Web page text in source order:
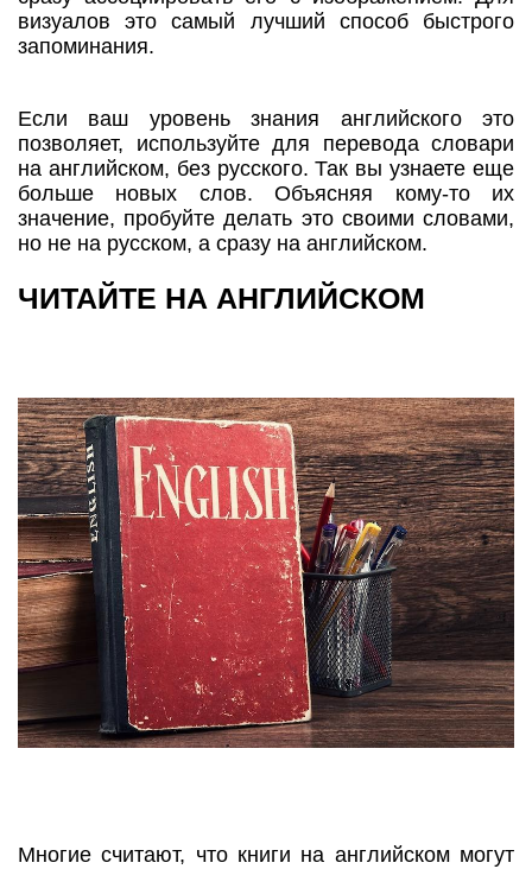
визуалов это самый лучший способ быстрого
запоминания.
Если ваш уровень знания английского это
позволяет, используйте для перевода словари
на английском, без русского. Так вы узнаете еще
больше новых слов. Объясняя кому-то их
значение, пробуйте делать это своими словами,
но не на русском, а сразу на английском.
ЧИТАЙТЕ НА АНГЛИЙСКОМ
Многие считают, что книги на английском могут